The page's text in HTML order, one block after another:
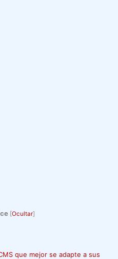
[Ocultar]
que mejor se adapte a sus